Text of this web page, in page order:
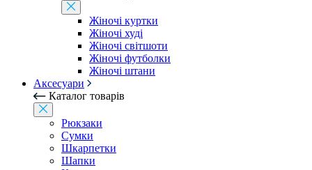
Жіночі куртки
Жіночі худі
Жіночі світшоти
Жіночі футболки
Жіночі штани
Аксесуари
Каталог товарів
Рюкзаки
Сумки
Шкарпетки
Шапки